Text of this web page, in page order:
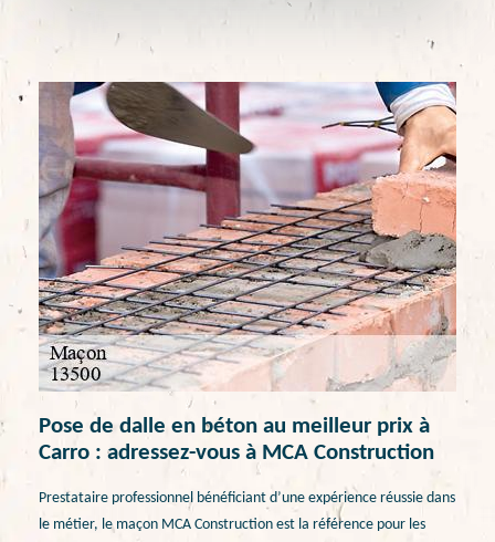
Pose de dalle en béton au meilleur prix à
Carro : adressez-vous à MCA Construction
Prestataire professionnel bénéficiant d’une expérience réussie dans
le métier, le maçon MCA Construction est la référence pour les